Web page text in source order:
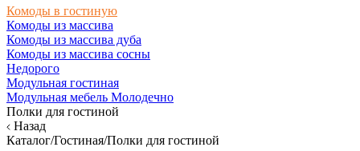
Комоды в гостиную
Комоды из массива
Комоды из массива дуба
Комоды из массива сосны
Недорого
Модульная гостиная
Модульная мебель Молодечно
Полки для гостиной
Назад
Каталог/Гостиная/Полки для гостиной